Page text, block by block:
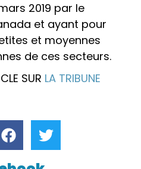
2019 par le
et ayant pour
et moyennes
de ces secteurs.
SUR LA TRIBUNE